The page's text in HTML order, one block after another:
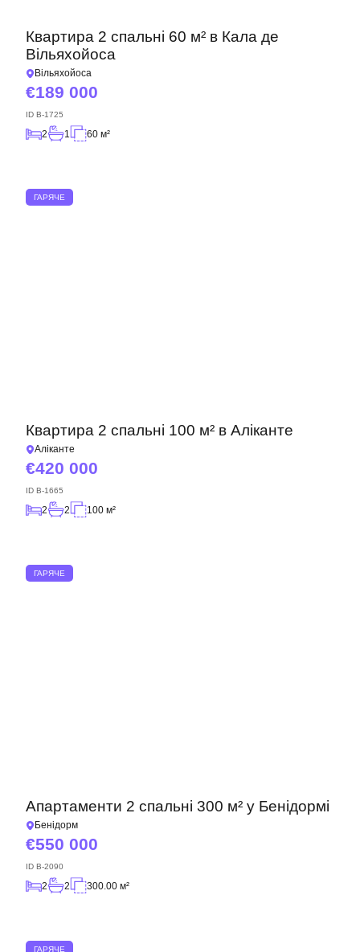
Квартира 2 спальні 60 м² в Кала де
Вільяхойоса
Вільяхойоса
189 000
ID B-1725
2 1 60 м²
ГАРЯЧЕ
Квартира 2 спальні 100 м² в Аліканте
Аліканте
420 000
ID B-1665
2 2 100 м²
ГАРЯЧЕ
Апартаменти 2 спальні 300 м² у Бенідормі
Бенідорм
550 000
ID B-2090
2 2 300.00 м²
ГАРЯЧЕ